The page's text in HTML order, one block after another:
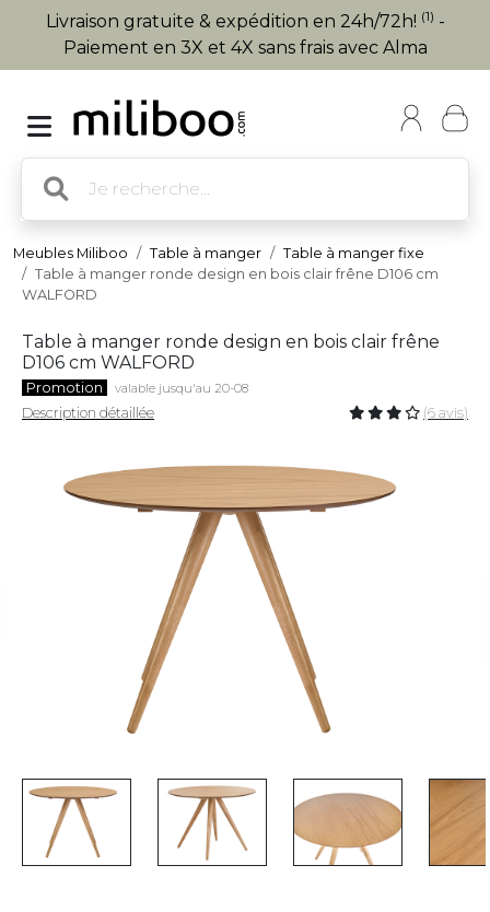
Livraison gratuite & expédition en 24h/72h! (1) -
Paiement en 3X et 4X sans frais avec Alma
Meubles Miliboo Table à manger
Table à manger fixe
Table à manger ronde design en bois clair frêne D106 cm
WALFORD
Table à manger ronde design en bois clair frêne
D106 cm WALFORD
Promotion valable jusqu'au 20-08
Description détaillée (6 avis)